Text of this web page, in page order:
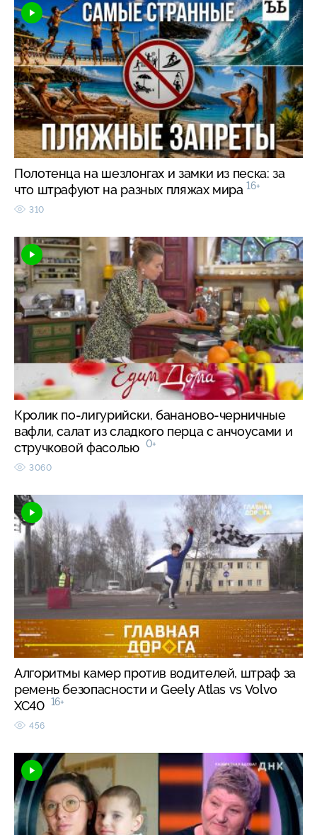
Полотенца на шезлонгах и замки из песка: за
что штрафуют на разных пляжах мира 16+
310
Кролик по-лигурийски, бананово-черничные
вафли, салат из сладкого перца с анчоусами и
стручковой фасолью 0+
3060
Алгоритмы камер против водителей, штраф за
ремень безопасности и Geely Atlas vs Volvo
XC40 16+
456